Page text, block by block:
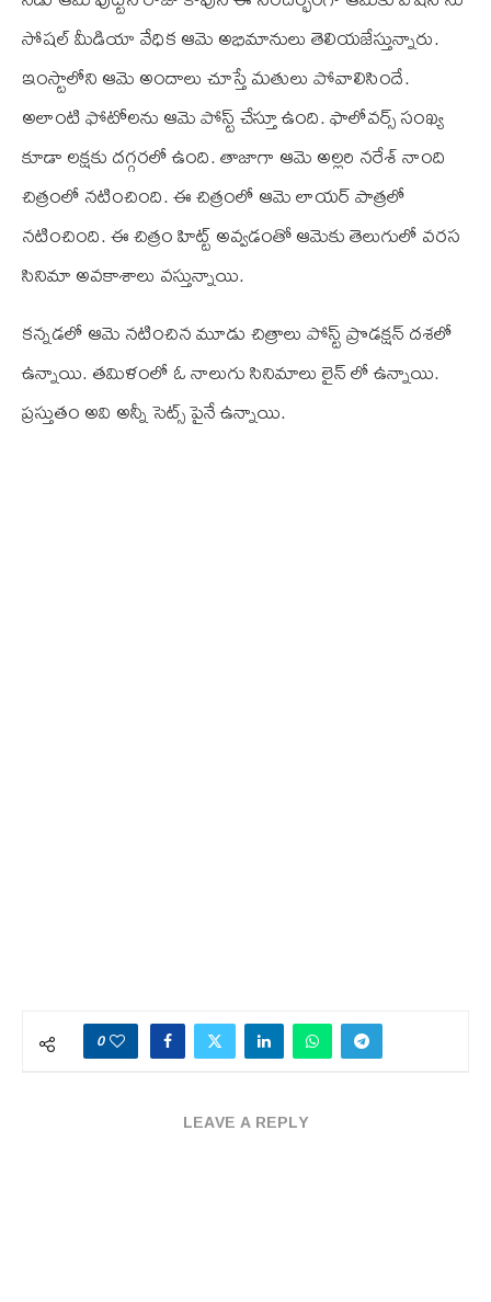
సోషల్ మీడియా వేధిక ఆమె అభిమానులు తెలియజేస్తున్నారు.
ఇంస్టాలోని ఆమె అందాలు చూస్తే మతులు పోవాలిసిందే.
అలాంటి ఫోటోలను ఆమె పోస్ట్ చేస్తూ ఉంది. ఫాలోవర్స్ సంఖ్య
కూడా లక్షకు దగ్గరలో ఉంది. తాజాగా ఆమె అల్లరి నరేశ్ నాంది
చిత్రంలో నటించింది. ఈ చిత్రంలో ఆమె లాయర్ పాత్రలో
నటించింది. ఈ చిత్రం హిట్ట్ అవ్వడంతో ఆమెకు తెలుగులో వరస
సినిమా అవకాశాలు వస్తున్నాయి.
కన్నడలో ఆమె నటించిన మూడు చిత్రాలు పోస్ట్ ప్రొడక్షన్ దశలో
ఉన్నాయి. తమిళంలో ఓ నాలుగు సినిమాలు లైన్ లో ఉన్నాయి.
ప్రస్తుతం అవి అన్నీ సెట్స్ పైనే ఉన్నాయి.
0
LEAVE A REPLY